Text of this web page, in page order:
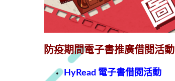
防疫期間電子書推廣借閱活動
HyRead 電子書借閱活動